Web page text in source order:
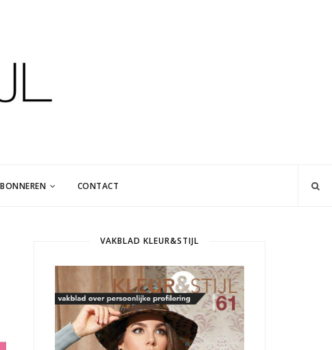
CONTACT
VAKBLAD KLEUR&STIJL